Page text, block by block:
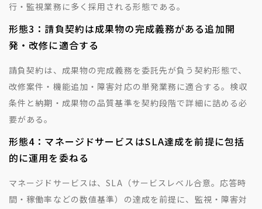
行・監視業務に多く採用される形態である。
形態3：請負契約は成果物の完成義務がある追加開
発・改修に適合する
請負契約は、成果物の完成義務を委託先が負う契約形態で、
改修案件・機能追加・障害対応の単発業務に適合する。検収
条件と納期・成果物の品質基準を契約段階で詳細に詰める必
要がある。
形態4：マネージドサービスはSLA達成を前提に包括
的に運用を委ねる
マネージドサービスは、SLA（サービスレベル合意。応答時
間・稼働率などの数値基準）の達成を前提に、監視・障害対